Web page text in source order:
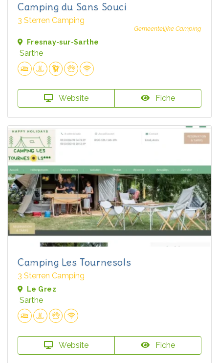
Camping du Sans Souci
3 Sterren Camping
Gemeentelijke Camping
Fresnay-sur-Sarthe
Sarthe
Website Fiche
Camping Les Tournesols
3 Sterren Camping
Le Grez
Sarthe
Website Fiche